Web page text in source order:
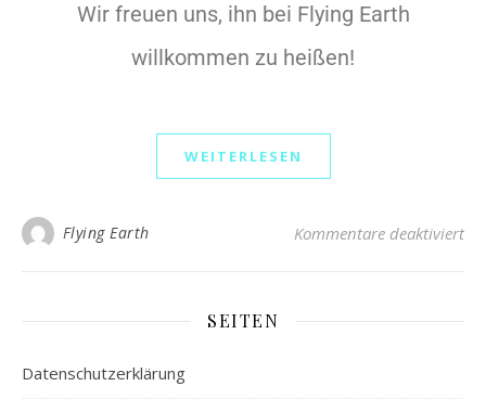
Wir freuen uns, ihn bei Flying Earth
willkommen zu heißen!
WEITERLESEN
Flying Earth Kommentare deaktiviert
SEITEN
Datenschutzerklärung